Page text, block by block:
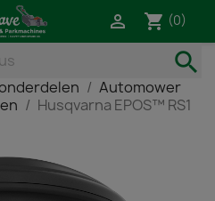
 shopping_cart (0)
search
Automower
Husqvarna EPOS™ RS1